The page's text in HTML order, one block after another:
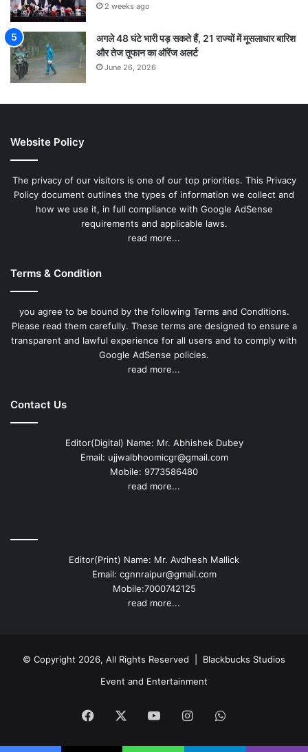
2 weeks ago
अगले 48 घंटे भारी पड़ सकते हैं, 21 राज्यों में मूसलाधार बारिश
और तेज तूफान का ऑरेंज अलर्ट
June 26, 2026
Website Policy
The privacy of our visitors is one of our top priorities. This Privacy
Policy document outlines the types of information we collect and
how we use it, in full compliance with Google AdSense
requirements and applicable laws.
read more...
Terms & Condition
you agree to be bound by the following Terms and Conditions.
Please read them carefully. These terms are designed to ensure a
transparent and lawful experience for all users and to comply with
Google AdSense policies.
read more...
Contact Us
Editor(Digital) Name: Mr. Abhishek Dubey
Email: ujjwalbhoomicgr@gmail.com
Mobile: 9773586480
read more...
Editor(Print) Name: Mr. Avdhesh Mallick
Email: cgnnraipur@gmail.com
Mobile:7000742125
read more...
© Copyright 2026, All Rights Reserved | Blackbucks Studios
Event and Entertainment
Facebook YouTubeInstagramWhatsApp